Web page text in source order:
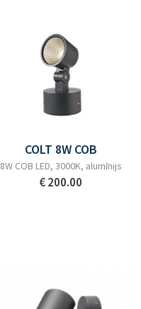
COLT 8W COB
8W COB LED, 3000K, alumīnijs
€ 200.00